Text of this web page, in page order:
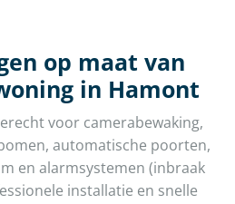
op maat van
in Hamont
voor camerabewaking,
automatische poorten,
en alarmsystemen (inbraak
installatie en snelle